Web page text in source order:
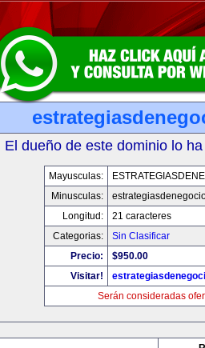
El dueño de este dominio lo
Mayusculas:
Minusculas:
Longitud:
21 caracteres
Categorias:
Sin Clasificar
Precio:
$950.00
Visitar!
Serán consideradas